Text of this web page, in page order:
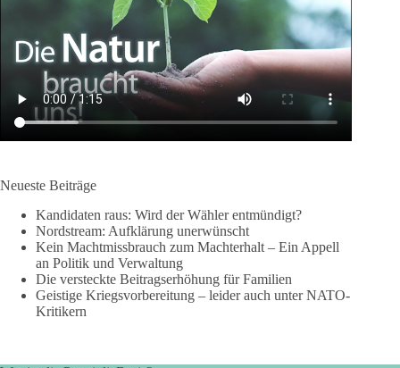
Neueste Beiträge
Kandidaten raus: Wird der Wähler entmündigt?
Nordstream: Aufklärung unerwünscht
Kein Machtmissbrauch zum Machterhalt – Ein Appell
an Politik und Verwaltung
Die versteckte Beitragserhöhung für Familien
Geistige Kriegsvorbereitung – leider auch unter NATO-
Kritikern